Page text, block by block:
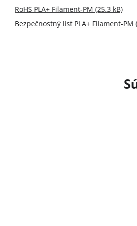
RoHS PLA+ Filament-PM (25.3 kB)
Bezpečnostný list PLA+ Filament-PM